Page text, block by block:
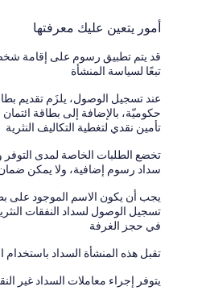
أمور يتعين عليك معرفتها
قد يتم تطبيق رسوم على إقامة
تبعًا لسياسة المنشأة
عند تسجيل الوصول، يلزَم تقديم
حكوميّة، بالإضافة إلى بطاقة
تأمين نقدي لتغطية التكاليف النثرية
تخضع الطلبات الخاصة لمدى
سداد رسوم إضافية، ولا يمكن ضمان
يجب أن يكون الاسم الموجود على
تسجيل الوصول لسداد النفقات
في حجز الغرفة
تقبل هذه المنشأة السداد باستخدام
يتوفر إجراء معاملات السداد غير